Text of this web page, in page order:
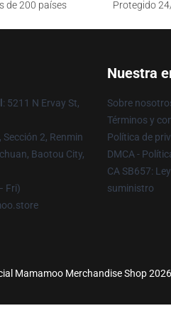
de 200 países Protegido
: 5211 N Ervay St,
Sección 2, Renmin
Baotou City,
Fri)
Nuestra
Sobre
Términos y
Política de
DMCA -
CA SB657:
suministro
Mamamoo Merchandise Shop